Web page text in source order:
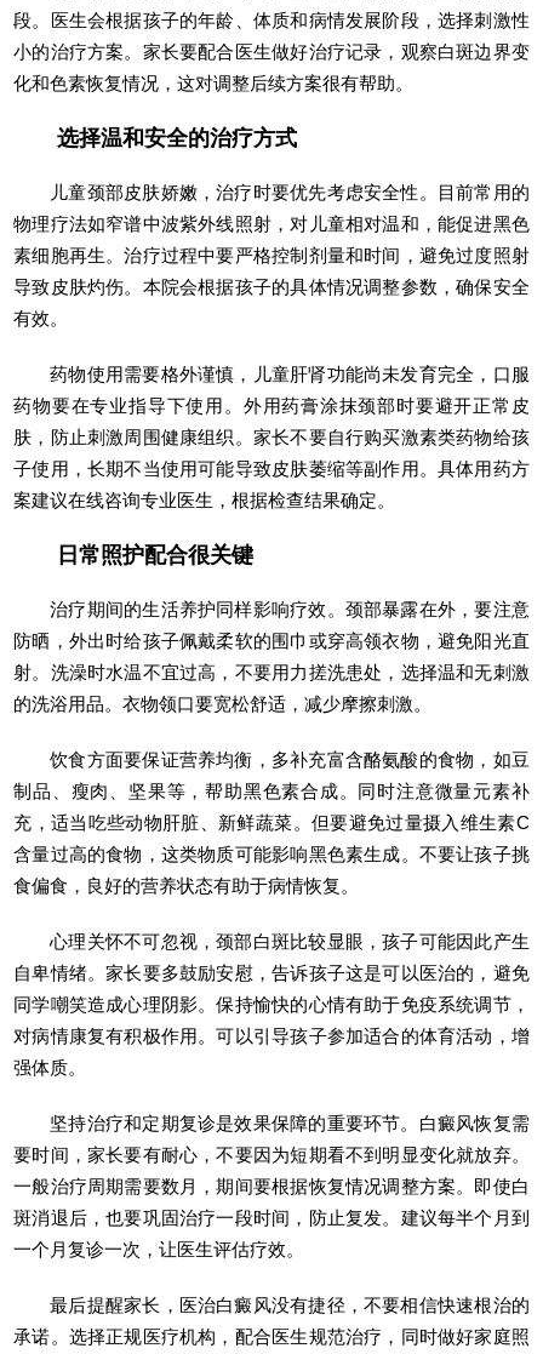
段。医生会根据孩子的年龄、体质和病情发展阶段，选择刺激性
小的治疗方案。家长要配合医生做好治疗记录，观察白斑边界变
化和色素恢复情况，这对调整后续方案很有帮助。
选择温和安全的治疗方式
儿童颈部皮肤娇嫩，治疗时要优先考虑安全性。目前常用的
物理疗法如窄谱中波紫外线照射，对儿童相对温和，能促进黑色
素细胞再生。治疗过程中要严格控制剂量和时间，避免过度照射
导致皮肤灼伤。本院会根据孩子的具体情况调整参数，确保安全
有效。
药物使用需要格外谨慎，儿童肝肾功能尚未发育完全，口服
药物要在专业指导下使用。外用药膏涂抹颈部时要避开正常皮
肤，防止刺激周围健康组织。家长不要自行购买激素类药物给孩
子使用，长期不当使用可能导致皮肤萎缩等副作用。具体用药方
案建议在线咨询专业医生，根据检查结果确定。
日常照护配合很关键
治疗期间的生活养护同样影响疗效。颈部暴露在外，要注意
防晒，外出时给孩子佩戴柔软的围巾或穿高领衣物，避免阳光直
射。洗澡时水温不宜过高，不要用力搓洗患处，选择温和无刺激
的洗浴用品。衣物领口要宽松舒适，减少摩擦刺激。
饮食方面要保证营养均衡，多补充富含酪氨酸的食物，如豆
制品、瘦肉、坚果等，帮助黑色素合成。同时注意微量元素补
充，适当吃些动物肝脏、新鲜蔬菜。但要避免过量摄入维生素C
含量过高的食物，这类物质可能影响黑色素生成。不要让孩子挑
食偏食，良好的营养状态有助于病情恢复。
心理关怀不可忽视，颈部白斑比较显眼，孩子可能因此产生
自卑情绪。家长要多鼓励安慰，告诉孩子这是可以医治的，避免
同学嘲笑造成心理阴影。保持愉快的心情有助于免疫系统调节，
对病情康复有积极作用。可以引导孩子参加适合的体育活动，增
强体质。
坚持治疗和定期复诊是效果保障的重要环节。白癜风恢复需
要时间，家长要有耐心，不要因为短期看不到明显变化就放弃。
一般治疗周期需要数月，期间要根据恢复情况调整方案。即使白
斑消退后，也要巩固治疗一段时间，防止复发。建议每半个月到
一个月复诊一次，让医生评估疗效。
最后提醒家长，医治白癜风没有捷径，不要相信快速根治的
承诺。选择正规医疗机构，配合医生规范治疗，同时做好家庭照